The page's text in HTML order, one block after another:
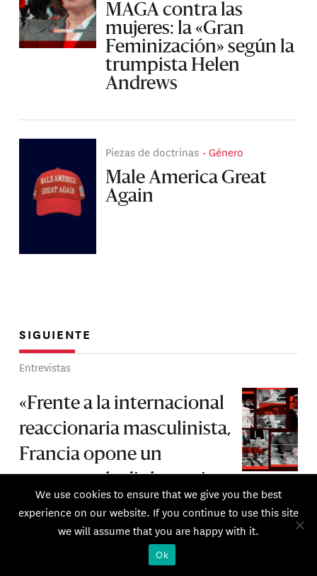
MAGA contra las
mujeres: la «Gran
Feminización» según la
trumpista Helen
Andrews
Piezas de doctrinas Género
Male America Great
Again
SIGUIENTE
Entrevistas
«Frente a la internacional
reaccionaria masculinista,
Francia opone un
feminista», una
conversación con Delphine
We use cookies to ensure that we give you the best
experience on our website. If you continue to use this site
we will assume that you are happy with it.
Ok